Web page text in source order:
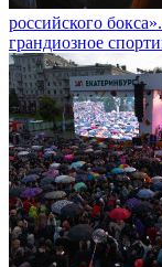
российского
грандиозное